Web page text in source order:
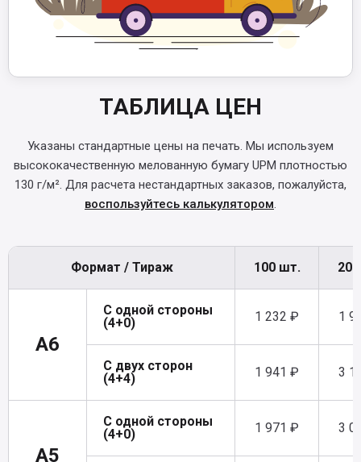
ТАБЛИЦА ЦЕН
Указаны стандартные цены на печать. Мы используем
высококачественную мелованную бумагу UPM плотностью
130 г/м². Для расчета нестандартных заказов, пожалуйста,
воспользуйтесь калькулятором.
Формат / Тираж 100 шт.
A6
С одной стороны
(4+0)
1 232 ₽ 1
С двух сторон
(4+4)
1 941 ₽ 3
A5
С одной стороны
(4+0)
1 971 ₽ 3